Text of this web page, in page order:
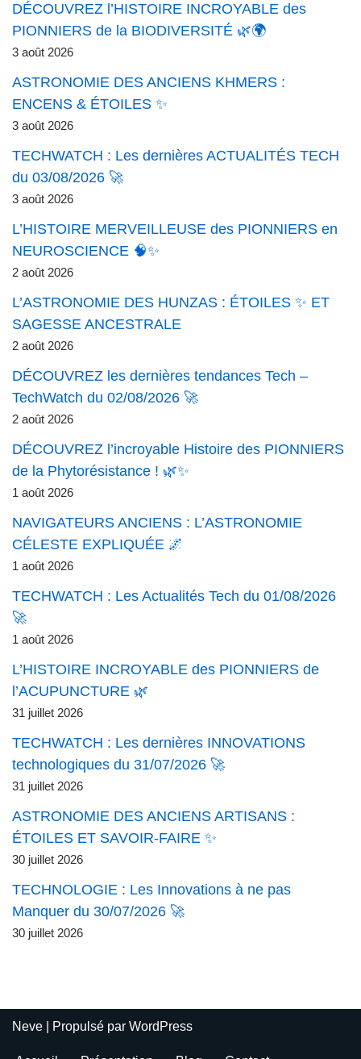
DÉCOUVREZ l’HISTOIRE INCROYABLE des
PIONNIERS de la BIODIVERSITÉ 🌿🌍
3 août 2026
ASTRONOMIE DES ANCIENS KHMERS :
ENCENS & ÉTOILES ✨
3 août 2026
TECHWATCH : Les dernières ACTUALITÉS TECH
du 03/08/2026 🚀
3 août 2026
L’HISTOIRE MERVEILLEUSE des PIONNIERS en
NEUROSCIENCE 🧠✨
2 août 2026
L’ASTRONOMIE DES HUNZAS : ÉTOILES ✨ ET
SAGESSE ANCESTRALE
2 août 2026
DÉCOUVREZ les dernières tendances Tech –
TechWatch du 02/08/2026 🚀
2 août 2026
DÉCOUVREZ l’incroyable Histoire des PIONNIERS
de la Phytorésistance ! 🌿✨
1 août 2026
NAVIGATEURS ANCIENS : L’ASTRONOMIE
CÉLESTE EXPLIQUÉE 🌌
1 août 2026
TECHWATCH : Les Actualités Tech du 01/08/2026
🚀
1 août 2026
L’HISTOIRE INCROYABLE des PIONNIERS de
l’ACUPUNCTURE 🌿
31 juillet 2026
TECHWATCH : Les dernières INNOVATIONS
technologiques du 31/07/2026 🚀
31 juillet 2026
ASTRONOMIE DES ANCIENS ARTISANS :
ÉTOILES ET SAVOIR-FAIRE ✨
30 juillet 2026
TECHNOLOGIE : Les Innovations à ne pas
Manquer du 30/07/2026 🚀
30 juillet 2026
Neve | Propulsé par WordPress